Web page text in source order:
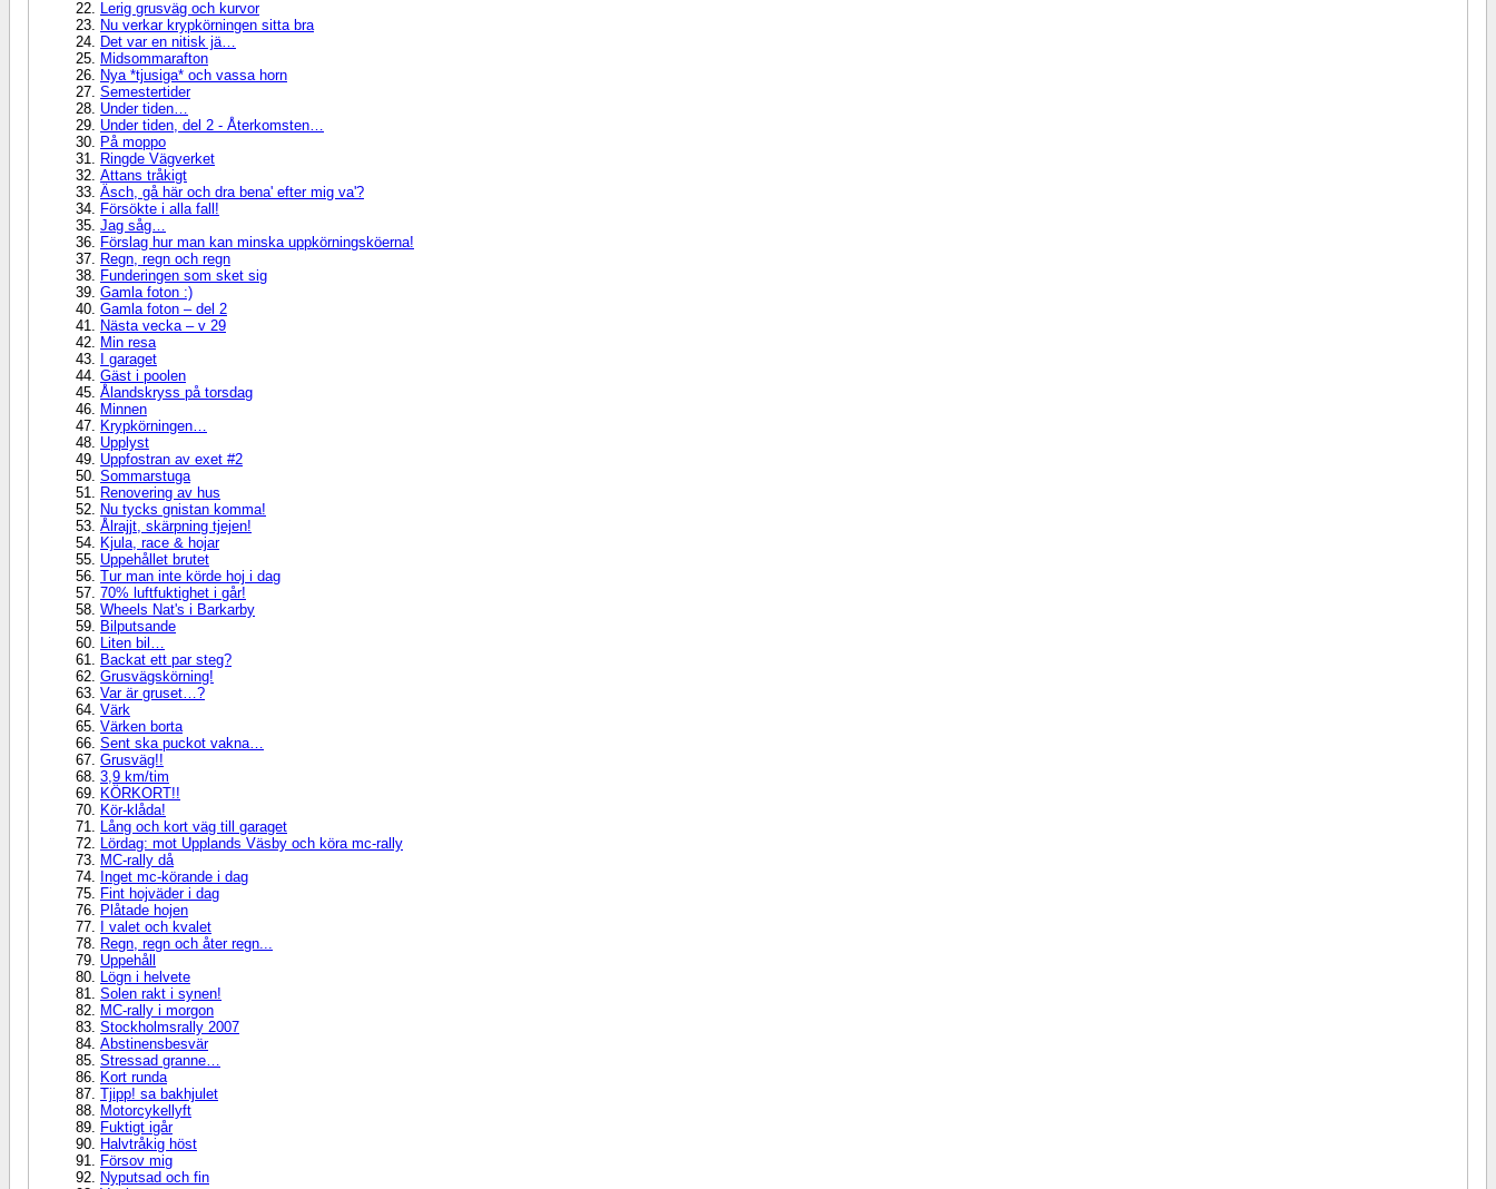
Lerig grusväg och kurvor
Nu verkar krypkörningen sitta bra
Det var en nitisk jä…
Midsommarafton
Nya *tjusiga* och vassa horn
Semestertider
Under tiden…
Under tiden, del 2 - Återkomsten…
På moppo
Ringde Vägverket
Attans tråkigt
Äsch, gå här och dra bena' efter mig va'?
Försökte i alla fall!
Jag såg…
Förslag hur man kan minska uppkörningsköerna!
Regn, regn och regn
Funderingen som sket sig
Gamla foton :)
Gamla foton – del 2
Nästa vecka – v 29
Min resa
I garaget
Gäst i poolen
Ålandskryss på torsdag
Minnen
Krypkörningen…
Upplyst
Uppfostran av exet #2
Sommarstuga
Renovering av hus
Nu tycks gnistan komma!
Ålrajjt, skärpning tjejen!
Kjula, race & hojar
Uppehållet brutet
Tur man inte körde hoj i dag
70% luftfuktighet i går!
Wheels Nat's i Barkarby
Bilputsande
Liten bil…
Backat ett par steg?
Grusvägskörning!
Var är gruset…?
Värk
Värken borta
Sent ska puckot vakna…
Grusväg!!
3,9 km/tim
KÖRKORT!!
Kör-klåda!
Lång och kort väg till garaget
Lördag: mot Upplands Väsby och köra mc-rally
MC-rally då
Inget mc-körande i dag
Fint hojväder i dag
Plåtade hojen
I valet och kvalet
Regn, regn och åter regn...
Uppehåll
Lögn i helvete
Solen rakt i synen!
MC-rally i morgon
Stockholmsrally 2007
Abstinensbesvär
Stressad granne…
Kort runda
Tjipp! sa bakhjulet
Motorcykellyft
Fuktigt igår
Halvtråkig höst
Försov mig
Nyputsad och fin